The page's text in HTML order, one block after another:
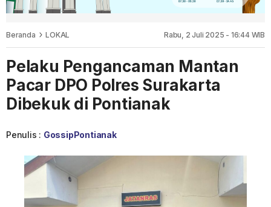
Beranda LOKAL Rabu, 2 Juli 2025 - 16:44 WIB
Pelaku Pengancaman Mantan
Pacar DPO Polres Surakarta
Dibekuk di Pontianak
Penulis : GossipPontianak